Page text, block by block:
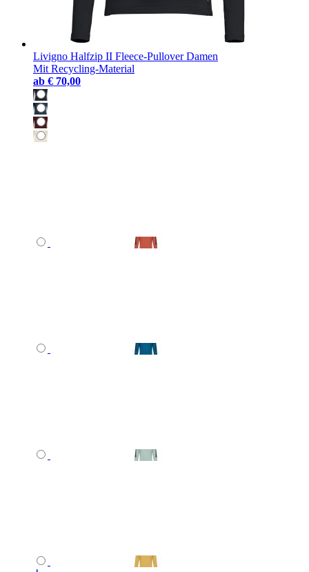
Livigno Halfzip II Fleece-Pullover Damen
Mit Recycling-Material
ab € 70,00